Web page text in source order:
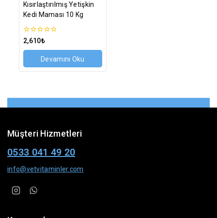
Kısırlaştırılmış Yetişkin
Kedi Maması 10 Kg
0
üzerinden
2,610₺
Devamını Oku
Müşteri Hizmetleri
0533 041 49 20
info@vetvitaminler.com